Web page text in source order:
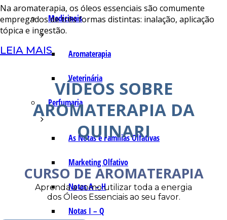
Medicinais
Aromaterapia
Veterinária
Perfumaria
As Notas e Famílias Olfativas
Marketing Olfativo
Notas A – H
Notas I – Q
Na aromaterapia, os óleos essenciais são comumente
empregados de três formas distintas: inalação, aplicação
tópica e ingestão.
LEIA MAIS
VÍDEOS SOBRE
AROMATERAPIA DA
QUINARI
CURSO DE AROMATERAPIA
Aprenda a como utilizar toda a energia
dos Óleos Essenciais ao seu favor.